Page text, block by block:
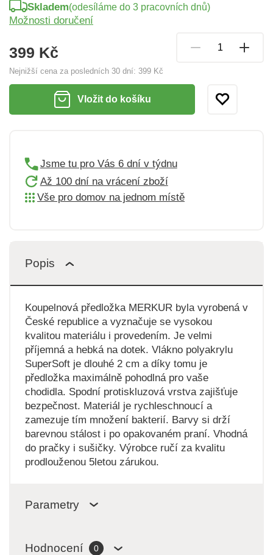
399 Kč
Nejnižší cena za posledních 30 dní: 399 Kč
Skladem(odesíláme do 3 pracovních dnů)
Možnosti doručení
Vložit do košíku
Jsme tu pro Vás 6 dní v týdnu
Až 100 dní na vrácení zboží
Vše pro domov na jednom místě
Popis
Koupelnová předložka MERKUR byla vyrobená v
České republice a vyznačuje se vysokou
kvalitou materiálu i provedením. Je velmi
příjemná a hebká na dotek. Vlákno polyakrylu
SuperSoft je dlouhé 2 cm a díky tomu je
předložka maximálně pohodlná pro vaše
chodidla. Spodní protiskluzová vrstva zajišťuje
bezpečnost. Materiál je rychleschnoucí a
zamezuje tím množení bakterií. Barvy si drží
barevnou stálost i po opakovaném praní. Vhodná
do pračky i sušičky. Výrobce ručí za kvalitu
prodlouženou 5letou zárukou.
Parametry
Hodnocení 0